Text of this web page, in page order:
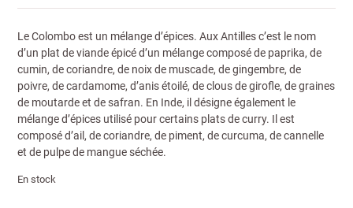
Le Colombo est un mélange d’épices. Aux Antilles c’est le nom
d’un plat de viande épicé d’un mélange composé de paprika, de
cumin, de coriandre, de noix de muscade, de gingembre, de
poivre, de cardamome, d’anis étoilé, de clous de girofle, de graines
de moutarde et de safran. En Inde, il désigne également le
mélange d’épices utilisé pour certains plats de curry. Il est
composé d’ail, de coriandre, de piment, de curcuma, de cannelle
et de pulpe de mangue séchée.
En stock